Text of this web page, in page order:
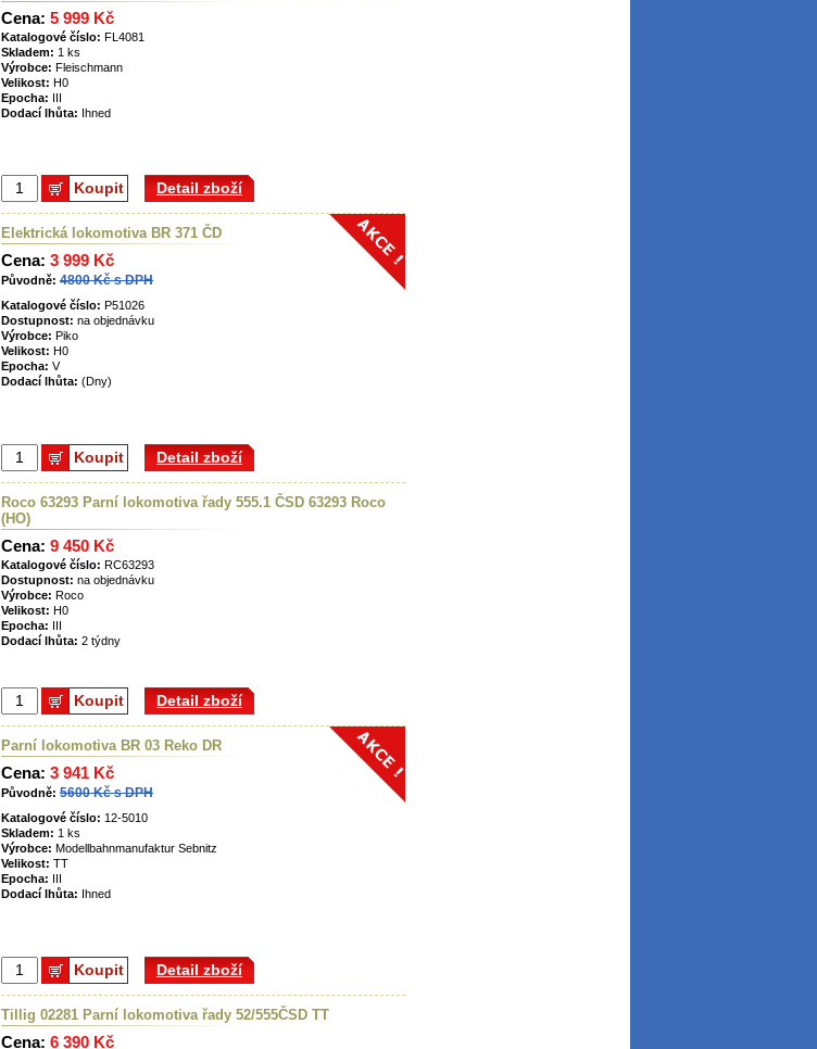
Cena: 5 999 Kč
Katalogové číslo: FL4081
Skladem: 1 ks
Výrobce: Fleischmann
Velikost: H0
Epocha: III
Dodací lhůta: Ihned
Koupit Detail zboží
Elektrická lokomotiva BR 371 ČD
Cena: 3 999 Kč
Původně: 4800 Kč s DPH
Katalogové číslo: P51026
Dostupnost: na objednávku
Výrobce: Piko
Velikost: H0
Epocha: V
Dodací lhůta: (Dny)
Koupit Detail zboží
Roco 63293 Parní lokomotiva řady 555.1 ČSD 63293 Roco
(HO)
Cena: 9 450 Kč
Katalogové číslo: RC63293
Dostupnost: na objednávku
Výrobce: Roco
Velikost: H0
Epocha: III
Dodací lhůta: 2 týdny
Koupit Detail zboží
Parní lokomotiva BR 03 Reko DR
Cena: 3 941 Kč
Původně: 5600 Kč s DPH
Katalogové číslo: 12-5010
Skladem: 1 ks
Výrobce: Modellbahnmanufaktur Sebnitz
Velikost: TT
Epocha: III
Dodací lhůta: Ihned
Koupit Detail zboží
Tillig 02281 Parní lokomotiva řady 52/555ČSD TT
Cena: 6 390 Kč